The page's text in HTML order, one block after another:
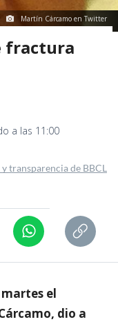
Martín Cárcamo en Twitter
fractura
a las 11:00
y transparencia de BBCL
el
dio a